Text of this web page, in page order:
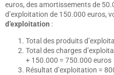
euros, des amortissements de
d’exploitation de 150.000 euros,
d’exploitation :
Total des produits
Total des charges
+ 150.000 = 750.000 euros
Résultat d’exploitation =